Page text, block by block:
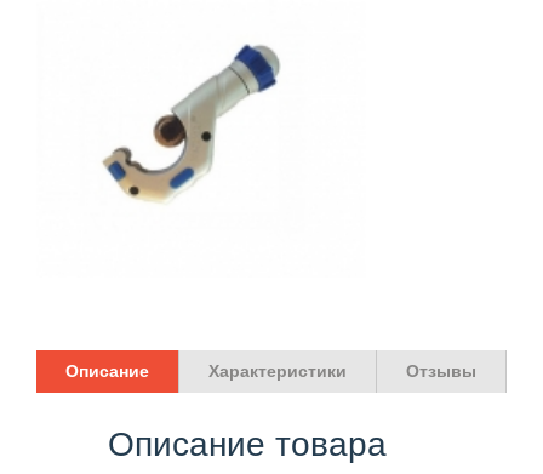
Описание
Описание товара
Характеристики Отзывы